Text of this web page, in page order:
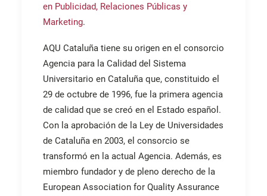
en Publicidad, Relaciones Públicas y
Marketing.
AQU Cataluña tiene su origen en el consorcio
Agencia para la Calidad del Sistema
Universitario en Cataluña que, constituido el
29 de octubre de 1996, fue la primera agencia
de calidad que se creó en el Estado español.
Con la aprobación de la Ley de Universidades
de Cataluña en 2003, el consorcio se
transformó en la actual Agencia. Además, es
miembro fundador y de pleno derecho de la
European Association for Quality Assurance